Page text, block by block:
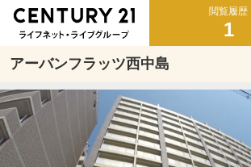
閲覧履歴
1
アーバンフラッツ西中島